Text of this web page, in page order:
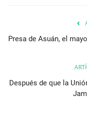
Presa de Asuán, el
Después de que la